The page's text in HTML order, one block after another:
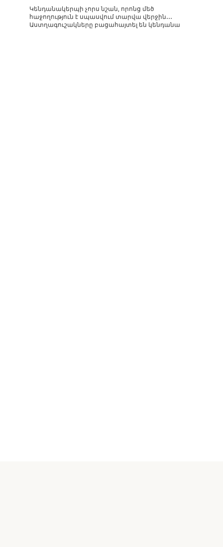
Կենդանակերպի չորս նշան, որոնց մեծ
հաջողություն է սպասվում տարվա վերջին․․․
Աստղագուշակները բացահայտել են կենդանա